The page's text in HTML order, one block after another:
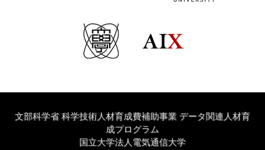
文部科学省 科学技術人材育成費補助事業 データ関連人材育
成プログラム
国立大学法人電気通信大学